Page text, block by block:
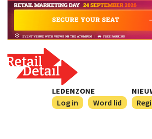
LEDENZONE
Log in
Word lid